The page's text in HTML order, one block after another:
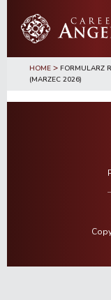
treści
głównego
bocznego
HOME > FORMULARZ
(MARZEC 2026)